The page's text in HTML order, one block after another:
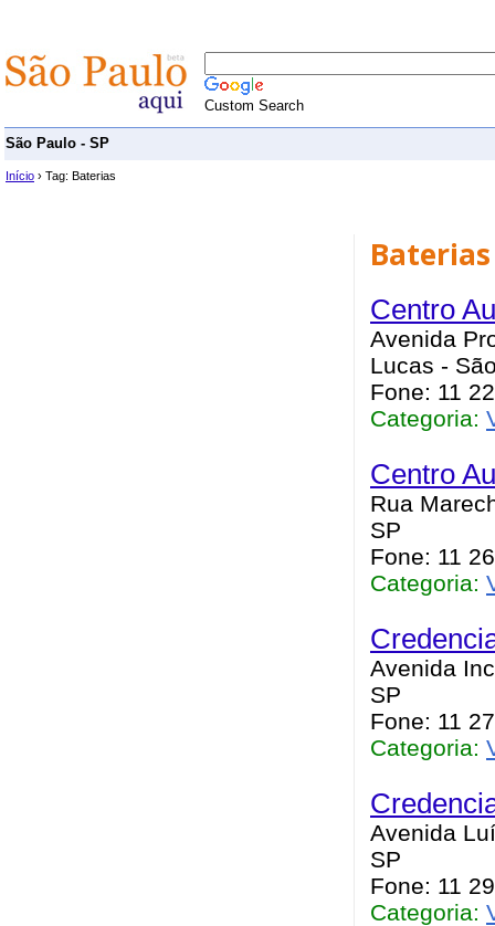
Custom Search
São Paulo - SP
Início › Tag: Baterias
Baterias
Centro
Avenida
Lucas -
Fone: 11
Categoria:
Centro
Rua
SP
Fone: 11
Categoria:
Avenida
SP
Fone: 11
Categoria:
Avenida
SP
Fone: 11
Categoria: